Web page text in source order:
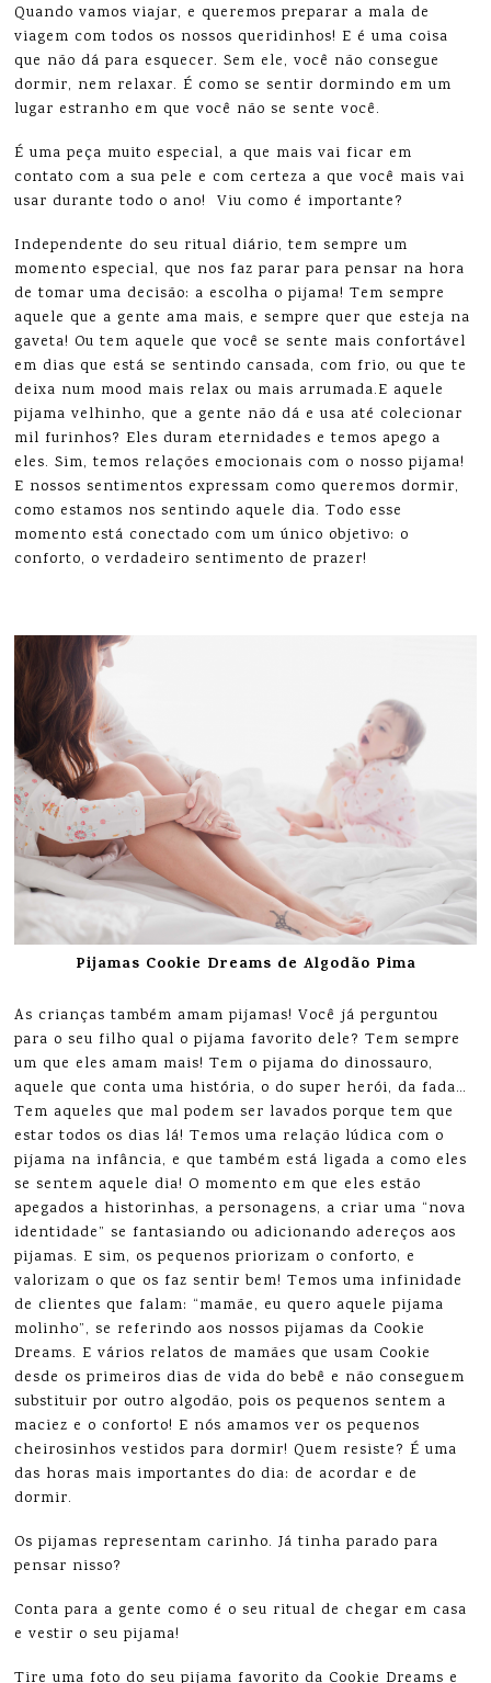
Quando vamos viajar, e queremos preparar a mala de
viagem com todos os nossos queridinhos! E é uma coisa
que não dá para esquecer. Sem ele, você não consegue
dormir, nem relaxar. É como se sentir dormindo em um
lugar estranho em que você não se sente você.
É uma peça muito especial, a que mais vai ficar em
contato com a sua pele e com certeza a que você mais vai
usar durante todo o ano! Viu como é importante?
Independente do seu ritual diário, tem sempre um
momento especial, que nos faz parar para pensar na hora
de tomar uma decisão: a escolha o pijama! Tem sempre
aquele que a gente ama mais, e sempre quer que esteja na
gaveta! Ou tem aquele que você se sente mais confortável
em dias que está se sentindo cansada, com frio, ou que te
deixa num mood mais relax ou mais arrumada.E aquele
pijama velhinho, que a gente não dá e usa até colecionar
mil furinhos? Eles duram eternidades e temos apego a
eles. Sim, temos relações emocionais com o nosso pijama!
E nossos sentimentos expressam como queremos dormir,
como estamos nos sentindo aquele dia. Todo esse
momento está conectado com um único objetivo: o
conforto, o verdadeiro sentimento de prazer!
Pijamas Cookie Dreams de Algodão Pima
As crianças também amam pijamas! Você já perguntou
para o seu filho qual o pijama favorito dele? Tem sempre
um que eles amam mais! Tem o pijama do dinossauro,
aquele que conta uma história, o do super herói, da fada…
Tem aqueles que mal podem ser lavados porque tem que
estar todos os dias lá! Temos uma relação lúdica com o
pijama na infância, e que também está ligada a como eles
se sentem aquele dia! O momento em que eles estão
apegados a historinhas, a personagens, a criar uma “nova
identidade” se fantasiando ou adicionando adereços aos
pijamas. E sim, os pequenos priorizam o conforto, e
valorizam o que os faz sentir bem! Temos uma infinidade
de clientes que falam: “mamãe, eu quero aquele pijama
molinho”, se referindo aos nossos pijamas da Cookie
Dreams. E vários relatos de mamães que usam Cookie
desde os primeiros dias de vida do bebê e não conseguem
substituir por outro algodão, pois os pequenos sentem a
maciez e o conforto! E nós amamos ver os pequenos
cheirosinhos vestidos para dormir! Quem resiste? É uma
das horas mais importantes do dia: de acordar e de
dormir.
Os pijamas representam carinho. Já tinha parado para
pensar nisso?
Conta para a gente como é o seu ritual de chegar em casa
e vestir o seu pijama!
Tire uma foto do seu pijama favorito da Cookie Dreams e